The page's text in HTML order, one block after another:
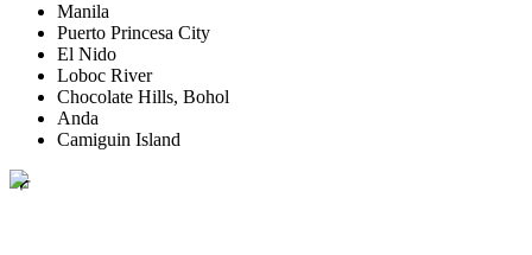
Manila
Puerto Princesa City
El Nido
Loboc River
Chocolate Hills, Bohol
Anda
Camiguin Island